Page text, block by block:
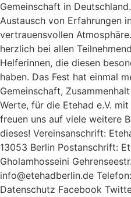
Gemeinschaft in
Austausch von Erfahrungen
vertrauensvollen
herzlich bei allen
Helferinnen, die diesen
haben. Das Fest hat einmal
Gemeinschaft,
Werte, für die Etehad e.V.
freuen uns auf viele weitere
dieses! Vereinsanschrift:
13053 Berlin Postanschrift:
Gholamhosseini
info@etehadberlin.de
Datenschutz Facebook